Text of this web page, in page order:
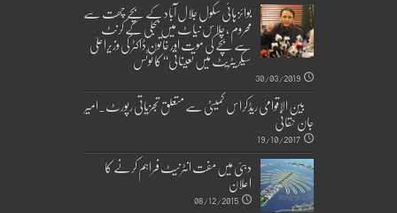
بوائز ہائی سکول جلال آباد کے بچے چھت سے
محروم ، چلاس نیاٹ میں بجلی کے کرنٹ
سے بچے کی موت اور خاتون ڈاکٹر کی وزیراعلیٰ
سیکریٹریٹ میں تعیناتی‘‘ کا نوٹس
30/03/2019
بین الاقوامی ریڈکراس کمیٹی سے متعلق تجزیاتی رپورٹ۔امیر
جان حقانی
19/10/2017
دبئی میں مفت انٹرنیٹ فراہم کرنے کا
اعلان
08/12/2015